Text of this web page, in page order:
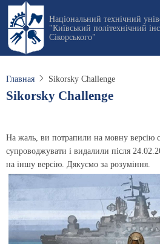
Перейти
основному
содержанию
Національний технічний
"Київський політехнічний
Сікорського"
Главная Sikorsky Challenge
Sikorsky Challenge
На жаль, ви потрапили на мовну версію
супроводжувати і видалили після
на іншу версію. Дякуємо за розуміння.